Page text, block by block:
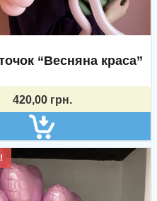
“Весняна краса”
420,00 грн.
0332